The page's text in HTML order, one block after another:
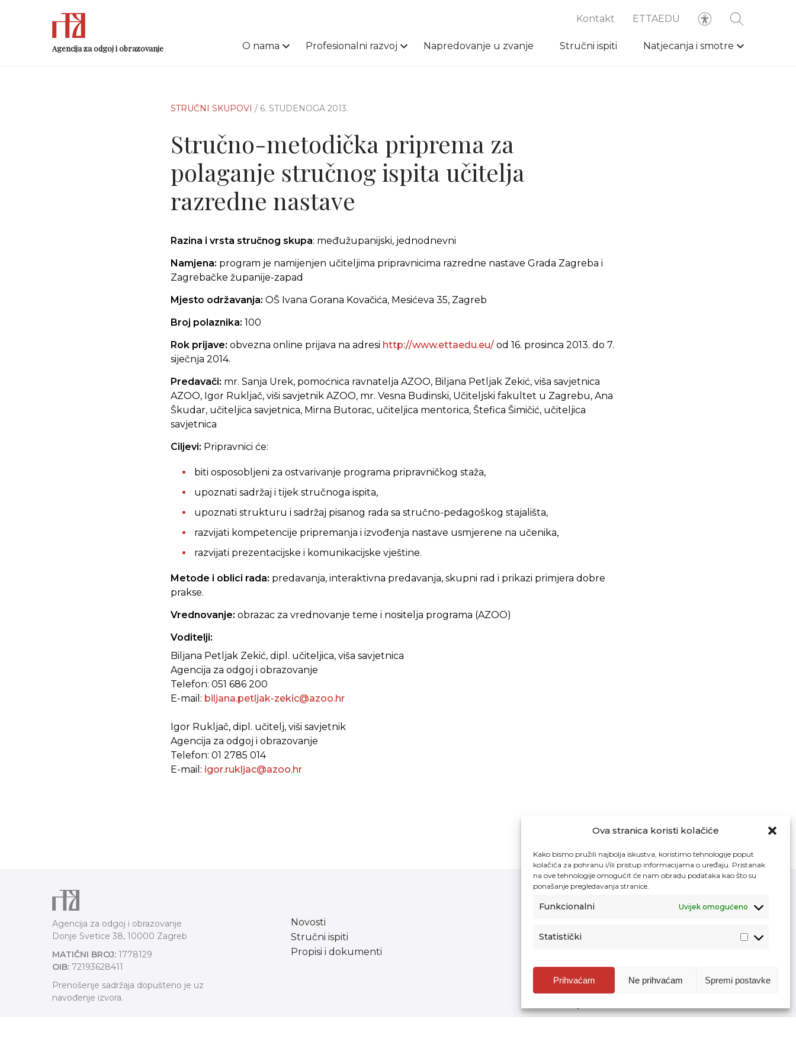
Ova stranica koristi kolačiće
Kako bismo pružili najbolja iskustva, koristimo tehnologije poput
kolačića za pohranu i/ili pristup informacijama o uređaju. Pristanak
na ove tehnologije omogućit će nam obradu podataka kao što su
ponašanje pregledavanja stranice.
Funkcionalni Uvijek omogućeno
Statistički
Prihvaćam Ne prihvaćam Spremi postavke
Agencija za odgoj i obrazovanje
Kontakt ETTAEDU
O nama Profesionalni razvoj Napredovanje u zvanje Stručni ispiti Natjecanja i smotre
STRUČNI SKUPOVI / 6. STUDENOGA 2013.
Stručno-metodička priprema za
polaganje stručnog ispita učitelja
razredne nastave
Razina i vrsta stručnog skupa: međužupanijski, jednodnevni
Namjena: program je namijenjen učiteljima pripravnicima razredne nastave Grada Zagreba i
Zagrebačke županije-zapad
Mjesto održavanja: OŠ Ivana Gorana Kovačića, Mesićeva 35, Zagreb
Broj polaznika: 100
Rok prijave: obvezna online prijava na adresi http://www.ettaedu.eu/ od 16. prosinca 2013. do 7.
siječnja 2014.
Predavači: mr. Sanja Urek, pomoćnica ravnatelja AZOO, Biljana Petljak Zekić, viša savjetnica
AZOO, Igor Rukljač, viši savjetnik AZOO, mr. Vesna Budinski, Učiteljski fakultet u Zagrebu, Ana
Škudar, učiteljica savjetnica, Mirna Butorac, učiteljica mentorica, Štefica Šimičić, učiteljica
savjetnica
Ciljevi: Pripravnici će:
biti osposobljeni za ostvarivanje programa pripravničkog staža,
upoznati sadržaj i tijek stručnoga ispita,
upoznati strukturu i sadržaj pisanog rada sa stručno-pedagoškog stajališta,
razvijati kompetencije pripremanja i izvođenja nastave usmjerene na učenika,
razvijati prezentacijske i komunikacijske vještine.
Metode i oblici rada: predavanja, interaktivna predavanja, skupni rad i prikazi primjera dobre
prakse.
Vrednovanje: obrazac za vrednovanje teme i nositelja programa (AZOO)
Voditelji:
Biljana Petljak Zekić, dipl. učiteljica, viša savjetnica
Agencija za odgoj i obrazovanje
Telefon: 051 686 200
E-mail: biljana.petljak-zekic@azoo.hr
Igor Rukljač, dipl. učitelj, viši savjetnik
Agencija za odgoj i obrazovanje
Telefon: 01 2785 014
E-mail: igor.rukljac@azoo.hr
Agencija za odgoj i obrazovanje
Donje Svetice 38, 10000 Zagreb
MATIČNI BROJ: 1778129
OIB: 72193628411
Prenošenje sadržaja dopušteno je uz
navođenje izvora.
Novosti
Stručni ispiti
Propisi i dokumenti
Pristup informacijama
Povjerljiva osoba za unutarnje prijavljivanje
nepravilnosti
Etički povjerenik Agencije za odgoj i